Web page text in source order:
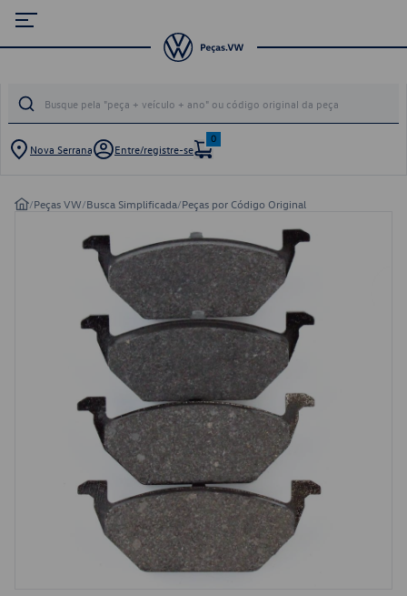
Nova Serrana Entre/registre-se
0
/Peças VW/Busca Simplificada/Peças por Código Original